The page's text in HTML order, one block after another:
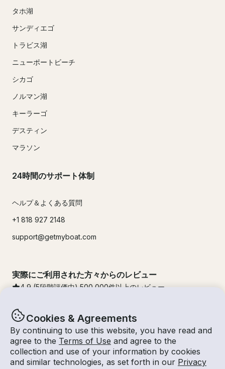
Cookies & Agreements
By continuing to use this website, you have read and
agree to the Terms of Use and agree to the
collection and use of your information by cookies
and similar technologies, as set forth in our Privacy
タホ湖
サンディエゴ
トラビス湖
ニューポートビーチ
シカゴ
ノルマン湖
キーラーゴ
デスティン
マラソン
24時間のサポート体制
ヘルプ＆よくある質問
+1 818 927 2148
support@getmyboat.com
実際にご利用された方々からのレビュー
4.9 (5段階評価中) 500,000件以上のレビュー